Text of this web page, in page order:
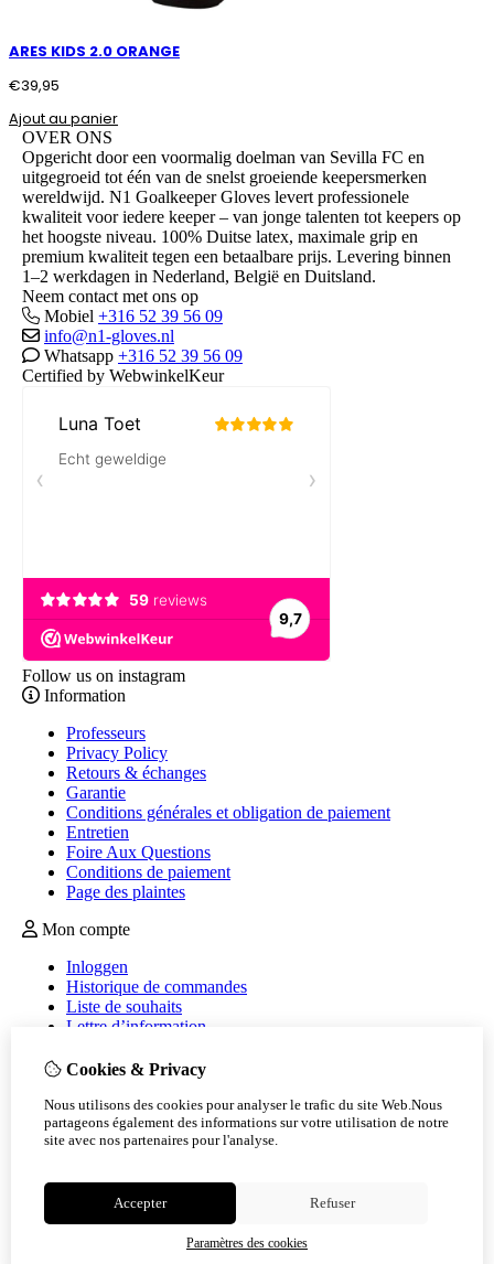
ARES KIDS 2.0 ORANGE
€39,95
Ajout au panier
OVER ONS
Opgericht door een voormalig doelman van Sevilla FC en
uitgegroeid tot één van de snelst groeiende keepersmerken
wereldwijd. N1 Goalkeeper Gloves levert professionele
kwaliteit voor iedere keeper – van jonge talenten tot keepers op
het hoogste niveau. 100% Duitse latex, maximale grip en
premium kwaliteit tegen een betaalbare prijs. Levering binnen
1–2 werkdagen in Nederland, België en Duitsland.
Neem contact met ons op
Mobiel +316 52 39 56 09
info@n1-gloves.nl
Whatsapp +316 52 39 56 09
Certified by WebwinkelKeur
Follow us on instagram
Information
Professeurs
Privacy Policy
Retours & échanges
Garantie
Conditions générales et obligation de paiement
Entretien
Foire Aux Questions
Conditions de paiement
Page des plaintes
Mon compte
Inloggen
Historique de commandes
Liste de souhaits
Lettre d’information
Service client
Nous contacter
Retour de marchandise
Plan du site
Cookies & Privacy
Nous utilisons des cookies pour analyser le trafic du site Web.Nous
partageons également des informations sur votre utilisation de notre
site avec nos partenaires pour l'analyse.
Accepter Refuser
Paramètres des cookies